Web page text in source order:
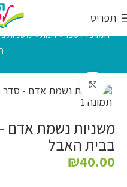
תפריט
המרכז לספר»חנות»משניות
משניות נשמת אדם
בבית האבל
₪40.00